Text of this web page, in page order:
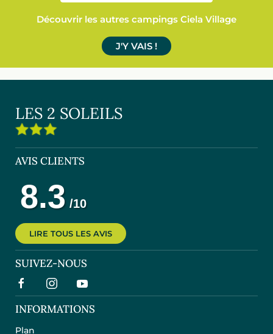
Découvrir les autres campings Ciela Village
J'Y VAIS !
LES 2 SOLEILS
AVIS CLIENTS
LIRE TOUS LES AVIS
SUIVEZ-NOUS
INFORMATIONS
Plan